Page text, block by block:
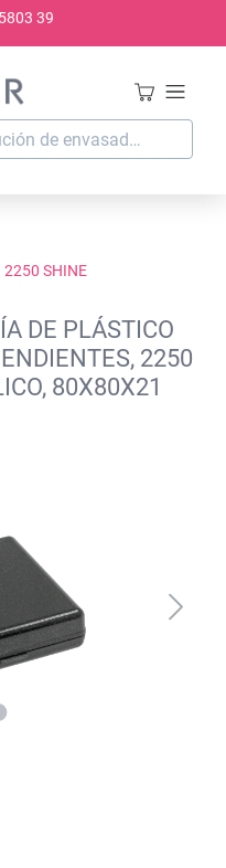
39
2250 SHINE
DE PLÁSTICO
2250
80X80X21